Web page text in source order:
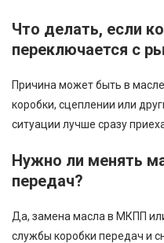
Что делать, если
переключается с
Причина может быть в
коробки, сцеплении или
ситуации лучше сразу
Нужно ли менять
передач?
Да, замена масла в МКПП
службы коробки передач и